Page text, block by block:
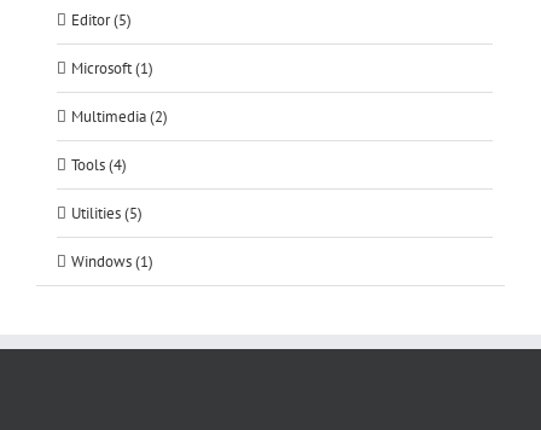
Editor (5)
Microsoft (1)
Multimedia (2)
Tools (4)
Utilities (5)
Windows (1)